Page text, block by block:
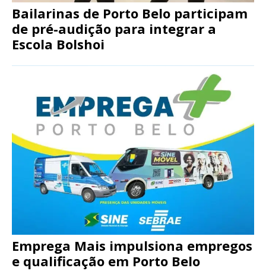
Bailarinas de Porto Belo participam
de pré-audição para integrar a
Escola Bolshoi
Emprega Mais impulsiona empregos
e qualificação em Porto Belo